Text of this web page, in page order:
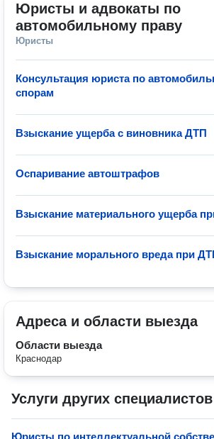
Юристы и адвокаты по
автомобильному праву
Юристы
Консультация юриста по
спорам
Взыскание ущерба с виновника ДТП
Оспаривание автоштрафов
Взыскание материального ущерба
Взыскание морального вреда при
Адреса и области выезда
Области выезда
Краснодар
Услуги других специалистов
Юристы по интеллектуальной